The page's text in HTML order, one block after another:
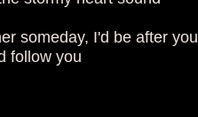
someday, I'd be after you
follow you